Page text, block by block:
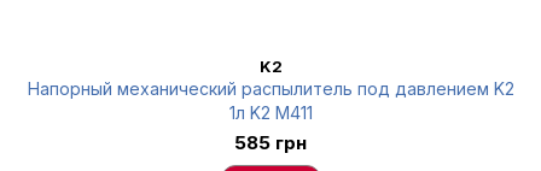
K2
Напорный механический распылитель под давлением K2
1л K2 M411
585 грн